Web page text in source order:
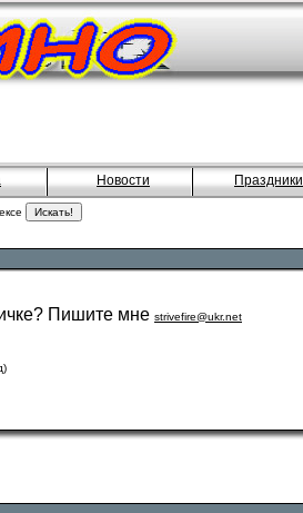
Новости Праздники
Пишите мне strivefire@ukr.net